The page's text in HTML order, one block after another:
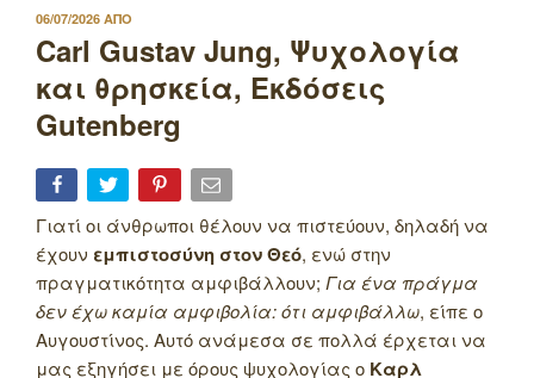
ΔΗΜΟΣΙΕΥΤΗΚΕ
ΣΤΙΣ
06/07/2026 ΑΠΟ
Carl Gustav Jung, Ψυχολογία
και θρησκεία, Εκδόσεις
Gutenberg
Γιατί οι άνθρωποι θέλουν να πιστεύουν, δηλαδή να
έχουν εμπιστοσύνη στον Θεό, ενώ στην
πραγματικότητα αμφιβάλλουν; Για ένα πράγμα
δεν έχω καμία αμφιβολία: ότι αμφιβάλλω, είπε ο
Αυγουστίνος. Αυτό ανάμεσα σε πολλά έρχεται να
μας εξηγήσει με όρους ψυχολογίας ο Καρλ